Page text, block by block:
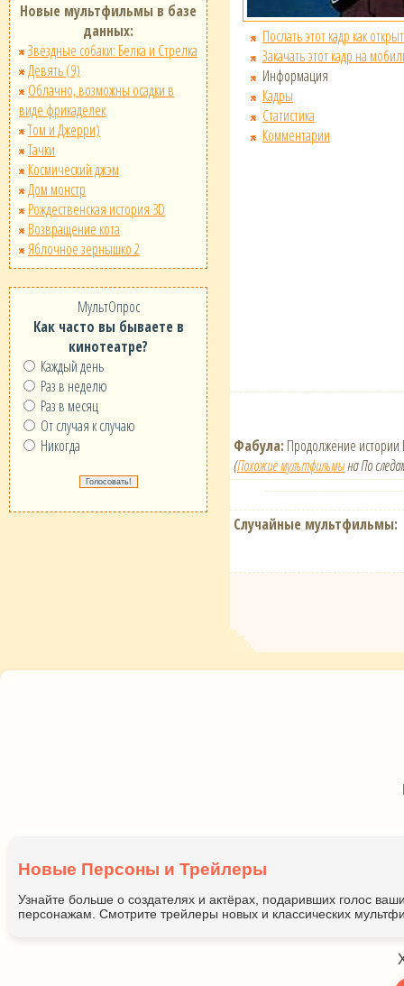
Новые мультфильмы в базе
данных:
Звёздные собаки: Белка и Стрелка
Девять (9)
Облачно, возможны осадки в
виде фрикаделек
Том и Джерри)
Тачки
Космический джэм
Дом монстр
Рождественская история 3D
Возвращение кота
Яблочное зернышко 2
МультОпрос
Как часто вы бываете в
кинотеатре?
Каждый день
Раз в неделю
Раз в месяц
От случая к случаю
Никогда
Послать этот кадр как
Закачать этот кадр на
Информация
Кадры
Статистика
Комментарии
Фабула: Продолжение истории
(Похожие мультфильмына По
Случайные мультфильмы:
Новые Персоны и Трейлеры
Узнайте больше о создателях и актёрах, подаривших голос
персонажам. Смотрите трейлеры новых и классических